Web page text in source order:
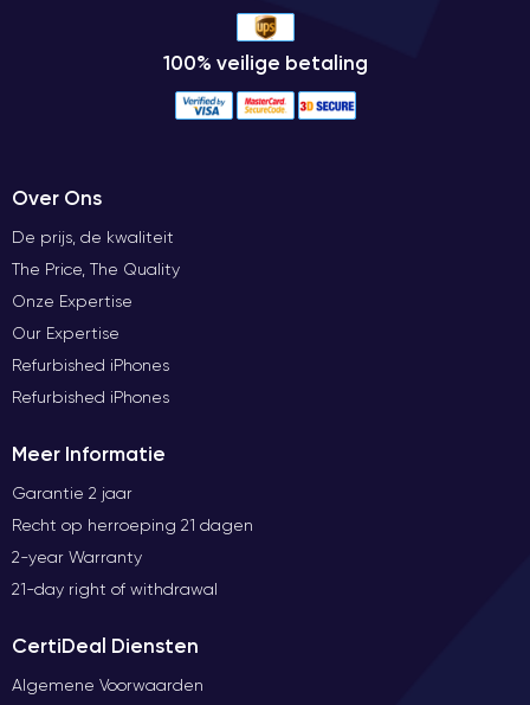
100% veilige betaling
Over Ons
De prijs, de kwaliteit
The Price, The Quality
Onze Expertise
Our Expertise
Refurbished iPhones
Refurbished iPhones
Meer Informatie
Garantie 2 jaar
Recht op herroeping 21 dagen
2-year Warranty
21-day right of withdrawal
CertiDeal Diensten
Algemene Voorwaarden